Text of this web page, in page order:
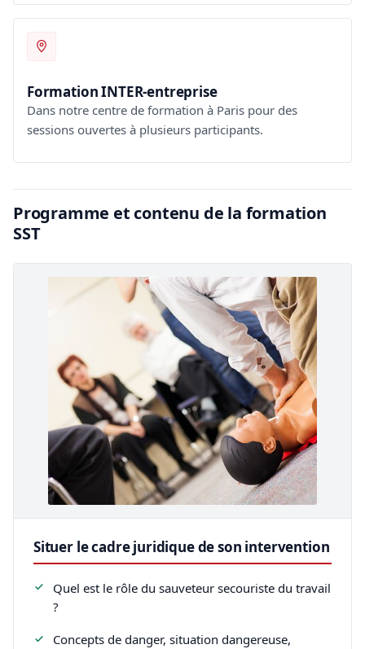
Formation INTER-entreprise
Dans notre centre de formation à Paris pour des
sessions ouvertes à plusieurs participants.
Programme et contenu de la formation
SST
Situer le cadre juridique de son intervention
Quel est le rôle du sauveteur secouriste du travail
?
Concepts de danger, situation dangereuse,